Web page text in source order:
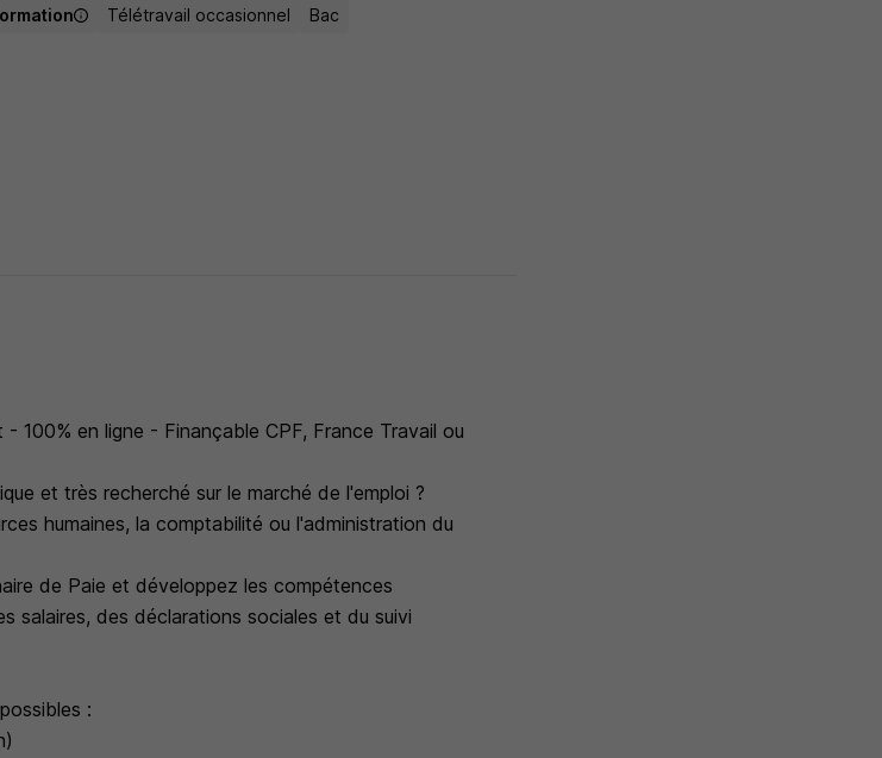
Télétravail occasionnel
Bac
100% en ligne - Finançable CPF, France Travail ou
et très recherché sur le marché de l'emploi ?
humaines, la comptabilité ou l'administration du
de Paie et développez les compétences
salaires, des déclarations sociales et du suivi
: